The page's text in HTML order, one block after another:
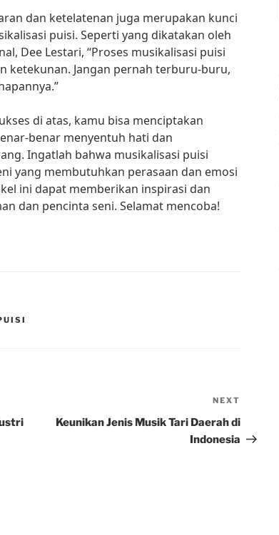
dan ketelatenan juga merupakan kunci
puisi. Seperti yang dikatakan oleh
Dee Lestari, “Proses musikalisasi puisi
ketekunan. Jangan pernah terburu-buru,
di atas, kamu bisa menciptakan
benar menyentuh hati dan
Ingatlah bahwa musikalisasi puisi
yang membutuhkan perasaan dan emosi
ini dapat memberikan inspirasi dan
dan pencinta seni. Selamat mencoba!
Post
NEXT
Keunikan Jenis Musik Tari Daerah di
Indonesia